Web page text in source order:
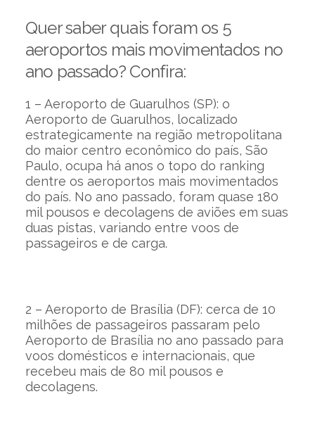
Quer saber quais foram os 5
aeroportos mais movimentados no
ano passado? Confira:
1 – Aeroporto de Guarulhos (SP): o
Aeroporto de Guarulhos, localizado
estrategicamente na região metropolitana
do maior centro econômico do país, São
Paulo, ocupa há anos o topo do ranking
dentre os aeroportos mais movimentados
do país. No ano passado, foram quase 180
mil pousos e decolagens de aviões em suas
duas pistas, variando entre voos de
passageiros e de carga.
2 – Aeroporto de Brasília (DF): cerca de 10
milhões de passageiros passaram pelo
Aeroporto de Brasília no ano passado para
voos domésticos e internacionais, que
recebeu mais de 80 mil pousos e
decolagens.